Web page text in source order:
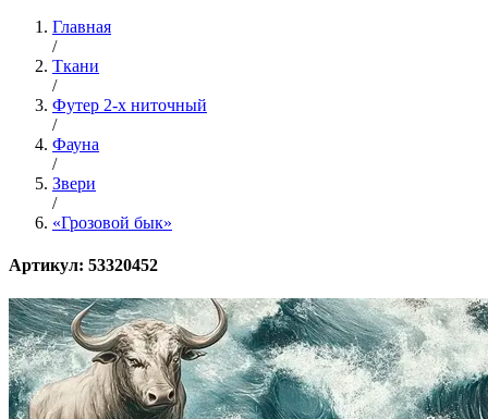
Главная
/
Ткани
/
Футер 2-х ниточный
/
Фауна
/
Звери
/
«Грозовой бык»
Артикул: 53320452